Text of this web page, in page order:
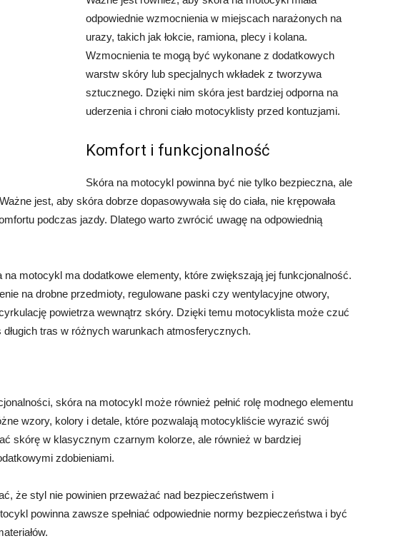
odpowiednie wzmocnienia w miejscach narażonych na
urazy, takich jak łokcie, ramiona, plecy i kolana.
Wzmocnienia te mogą być wykonane z dodatkowych
warstw skóry lub specjalnych wkładek z tworzywa
sztucznego. Dzięki nim skóra jest bardziej odporna na
uderzenia i chroni ciało motocyklisty przed kontuzjami.
Komfort i funkcjonalność
Skóra na motocykl powinna być nie tylko bezpieczna, ale
jest, aby skóra dobrze dopasowywała się do ciała, nie krępowała
podczas jazdy. Dlatego warto zwrócić uwagę na odpowiednią
motocykl ma dodatkowe elementy, które zwiększają jej funkcjonalność.
na drobne przedmioty, regulowane paski czy wentylacyjne otwory,
powietrza wewnątrz skóry. Dzięki temu motocyklista może czuć
tras w różnych warunkach atmosferycznych.
skóra na motocykl może również pełnić rolę modnego elementu
wzory, kolory i detale, które pozwalają motocykliście wyrazić swój
skórę w klasycznym czarnym kolorze, ale również w bardziej
zdobieniami.
że styl nie powinien przeważać nad bezpieczeństwem i
powinna zawsze spełniać odpowiednie normy bezpieczeństwa i być